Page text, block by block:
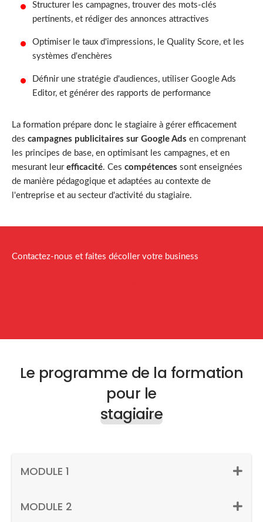
Structurer les campagnes, trouver des mots-clés
pertinents, et rédiger des annonces attractives
Optimiser le taux d'impressions, le Quality Score, et les
systèmes d'enchères
Définir une stratégie d'audiences, utiliser Google Ads
Editor, et générer des rapports de performance
La formation prépare donc le stagiaire à gérer efficacement
des campagnes publicitaires sur Google Ads en comprenant
les principes de base, en optimisant les campagnes, et en
mesurant leur efficacité. Ces compétences sont enseignées
de manière pédagogique et adaptées au contexte de
l'entreprise et au secteur d'activité du stagiaire.
Contactez-nous et faites décoller votre business
Le programme de la formation
pour le
stagiaire
MODULE 1
MODULE 2